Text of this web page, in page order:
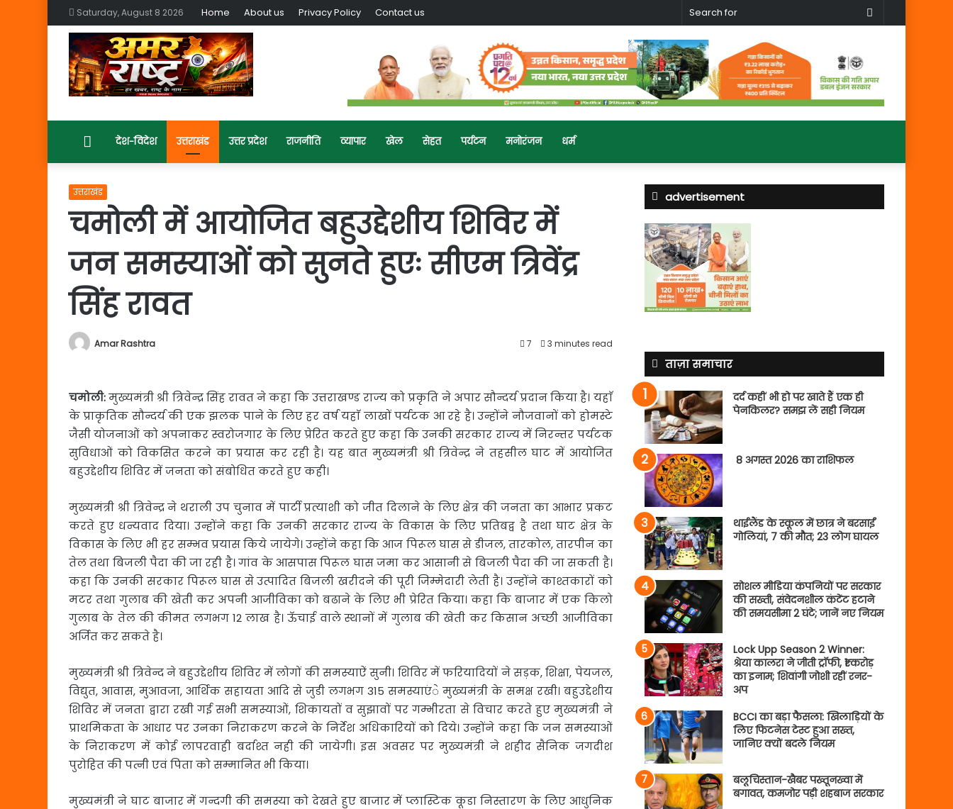
Saturday, August 8 2026 Home About us Privacy Policy Contact us
Search
Homeदेश-विदेश उत्तराखंड उत्तर प्रदेश राजनीति व्यापार खेल सेहत पर्यटन मनोरंजन धर्म
उत्तराखंड
चमोली में आयोजित बहुउद्देशीय शिविर में
जन समस्याओं को सुनते हुएः सीएम त्रिवेंद्र
सिंह रावत
Amar Rashtra 7 3 minutes read
चमोली:मुख्यमंत्री श्री त्रिवेन्द्र सिंह रावत ने कहा कि उत्तराखण्डराज्य को प्रकृति ने अपार सौन्दर्य प्रदान किया है। यहाॅ
के प्राकृतिक सौन्दर्य की एक झलक पाने के लिए हर वर्ष यहाॅ लाखों पर्यटक आ रहे है। उन्होंने नौजवानों को होमस्टे
जैसी योजनाओं को अपनाकर स्वरोजगार के लिए प्रेरित करते हुए कहा कि उनकी सरकार राज्य में निरन्तर पर्यटक
सुविधाओं को विकसित करने का प्रयास कर रही है। यह बात मुख्यमंत्री श्री त्रिवेन्द्र ने तहसील घाट में आयोजित
बहुउद्देशीय शिविर में जनता को संबोधित करते हुए कही।
मुख्यमंत्री श्री त्रिवेन्द्र ने थराली उप चुनाव में पार्टी प्रत्याशी को जीत दिलाने के लिए क्षेत्र की जनता का आभार प्रकट
करते हुए धन्यवाद दिया। उन्होंने कहा कि उनकी सरकार राज्य के विकास के लिए प्रतिबद्व है तथा घाट क्षेत्र के
विकास के लिए भी हर सम्भव प्रयास किये जायेगे। उन्होंने कहा कि आज पिरूल घास से डीजल, तारकोल, तारपीन का
तेल तथा बिजली पैदा की जा रही है। गांव के आसपास पिरूल घास जमा कर आसानी से बिजली पैदा की जा सकती है।
कहा कि उनकी सरकार पिरूल घास से उत्पादित बिजली खरीदने की पूरी जिम्मेदारी लेती है। उन्होंने काश्तकारों को
मटर तथा गुलाब की खेती कर अपनी आजीविका को बढाने के लिए भी प्रेरित किया। कहा कि बाजार में एक किलो
गुलाब के तेल की कीमत लगभग 12 लाख है। ऊॅचाई वाले स्थानों में गुलाब की खेती कर किसान अच्छी आजीविका
अर्जित कर सकते है।
मुख्यमंत्री श्री त्रिवेन्द ने बहुउद्देशीय शिविर में लोगों की समस्याऐं सुनी। शिविर में फरियादियों ने सड़क, शिक्षा, पेयजल,
विद्युत, आवास, मुआवजा, आर्थिक सहायता आदि से जुडी लगभग 315 समस्याएंे मुख्यमंत्री के समक्ष रखी। बहुउद्देशीय
शिविर में जनता द्वारा रखी गई सभी समस्याओं, शिकायतों व सुझावों पर गम्भीरता से विचार करते हुए मुख्यमंत्री ने
प्राथमिकता के आधार पर उनका निराकरण करने के निर्देश अधिकारियों को दिये। उन्होंने कहा कि जन समस्याओं
के निराकरण में कोई लापरवाही बर्दाश्त नही की जायेगी। इस अवसर पर मुख्यमंत्री ने शहीद सैनिक जगदीश
पुरोहित की पत्नी एवं पिता को सम्मानित भी किया।
मुख्यमंत्री ने घाट बाजार में गन्दगी की समस्या को देखते हुए बाजार में प्लास्टिक कूडा निस्तारण के लिए आधुनिक
advertisement
ताज़ा समाचार
दर्द कहीं भी हो पर खाते हैं एक ही
पेनकिलर? समझ लें सही नियम
8 अगस्त 2026 का राशिफल
थाईलैंड के स्कूल में छात्र ने बरसाईं
गोलियां, 7 की मौत; 23 लोग घायल
सोशल मीडिया कंपनियों पर सरकार
की सख्ती, संवेदनशील कंटेंट हटाने
की समयसीमा 2 घंटे; जानें नए नियम
Lock Upp Season 2 Winner:
श्रेया कालरा ने जीती ट्रॉफी, ₹1 करोड़
का इनाम; शिवांगी जोशी रहीं रनर-
अप
BCCI का बड़ा फैसला: खिलाड़ियों के
लिए फिटनेस टेस्ट हुआ सख्त,
जानिए क्यों बदले नियम
बलूचिस्तान-खैबर पख्तूनख्वा में
बगावत, कमजोर पड़ी शहबाज सरकार